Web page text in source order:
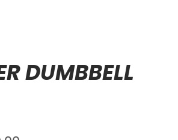
DUMBBELL